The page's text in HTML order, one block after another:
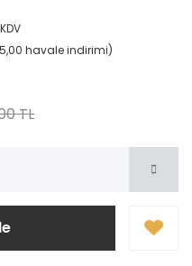
havale indirimi)
TL